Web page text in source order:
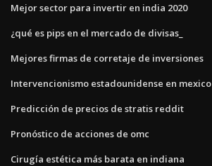
Mejor sector para invertir en india 2020
¿qué es pips en el mercado de divisas_
Mejores firmas de corretaje de inversiones
Intervencionismo estadounidense en mexico
Predicción de precios de stratis reddit
Pronóstico de acciones de omc
Cirugía estética más barata en indiana